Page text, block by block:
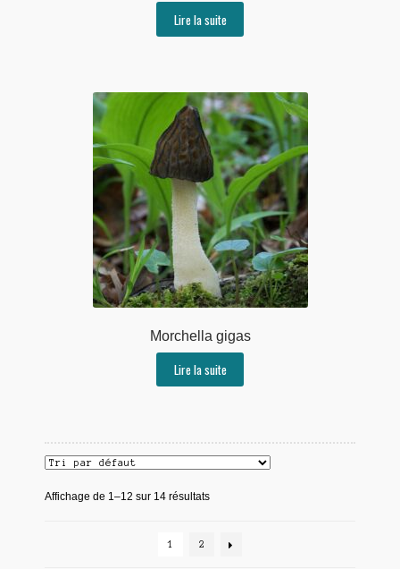
Lire la suite
Morchella gigas
Lire la suite
Affichage de 1–12 sur 14 résultats
1 2